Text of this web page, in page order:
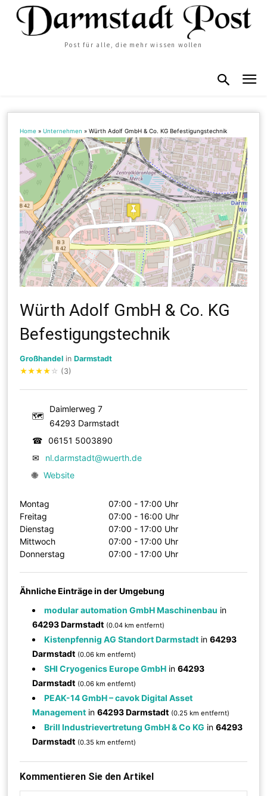
Post für alle, die mehr wissen wollen
Home »Unternehmen »Würth Adolf GmbH & Co. KG Befestigungstechnik
Würth Adolf GmbH & Co. KG
Befestigungstechnik
Großhandel inDarmstadt
★★★★ ☆ (3)
🗺
Daimlerweg 7
64293 Darmstadt
☎
06151 5003890
✉
nl.darmstadt@wuerth.de
🌐 Website
Montag
07:00 - 17:00 Uhr
Freitag
07:00 - 16:00 Uhr
Dienstag
07:00 - 17:00 Uhr
Mittwoch
07:00 - 17:00 Uhr
Donnerstag
07:00 - 17:00 Uhr
Ähnliche Einträge in der Umgebung
modular automation GmbH Maschinenbau in
64293 Darmstadt (0.04 km entfernt)
Kistenpfennig AG Standort Darmstadt in64293
Darmstadt (0.06 km entfernt)
SHI Cryogenics Europe GmbH in64293
Darmstadt (0.06 km entfernt)
PEAK-14 GmbH – cavok Digital Asset
Management in64293 Darmstadt (0.25 km entfernt)
Brill Industrievertretung GmbH & Co KG in64293
Darmstadt (0.35 km entfernt)
Kommentieren Sie den Artikel